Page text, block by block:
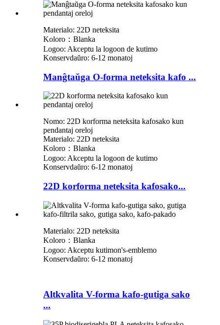
Materialo: 22D neteksita
Koloro：Blanka
Logoo: Akceptu la logoon de kutimo
Konservdaŭro: 6-12 monatoj
Manĝtaŭga O-forma neteksita kafo ...
Nomo: 22D korforma neteksita kafosako kun
pendantaj oreloj
Materialo: 22D neteksita
Koloro：Blanka
Logoo: Akceptu la logoon de kutimo
Konservdaŭro: 6-12 monatoj
22D korforma neteksita kafosako...
Materialo: 22D neteksita
Koloro：Blanka
Logoo: Akceptu kutimon's-emblemo
Konservdaŭro: 6-12 monatoj
Altkvalita V-forma kafo-gutiga sako
...